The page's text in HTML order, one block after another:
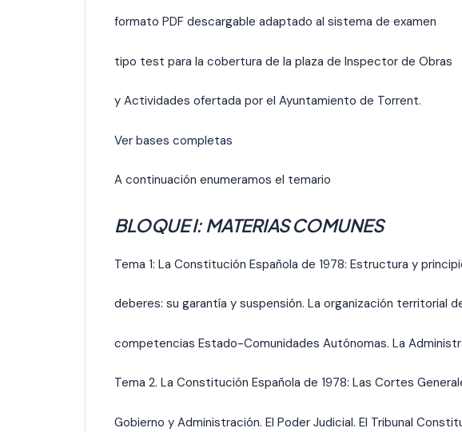
formato PDF descargable adaptado al sistema de examen
tipo test para la cobertura de la plaza de Inspector de Obras
y Actividades ofertada por el Ayuntamiento de Torrent.
Ver bases completas
A continuación enumeramos el temario
BLOQUE I: MATERIAS COMUNES
Tema 1: La Constitución Española de 1978: Estructura y
deberes: su garantía y suspensión. La organización territorial
competencias Estado-Comunidades Autónomas. La
Tema 2. La Constitución Española de 1978: Las Cortes
Gobierno y Administración. El Poder Judicial. El Tribunal